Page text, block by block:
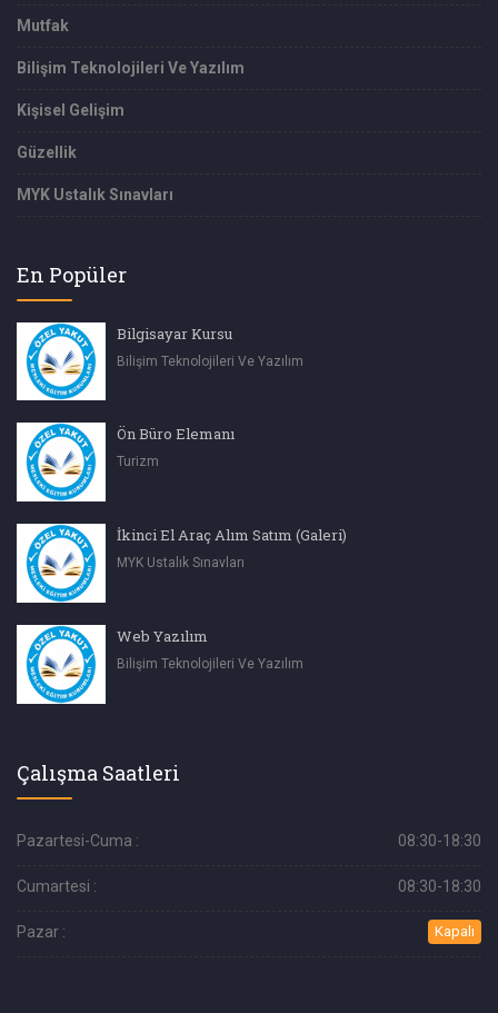
Mutfak
Bilişim Teknolojileri Ve Yazılım
Kişisel Gelişim
Güzellik
MYK Ustalık Sınavları
En Popüler
Bilgisayar Kursu
Bilişim Teknolojileri Ve Yazılım
Ön Büro Elemanı
Turizm
İkinci El Araç Alım Satım (Galeri)
MYK Ustalık Sınavları
Web Yazılım
Bilişim Teknolojileri Ve Yazılım
Çalışma Saatleri
Pazartesi-Cuma : 08:30-18:30
Cumartesi : 08:30-18:30
Pazar : Kapalı